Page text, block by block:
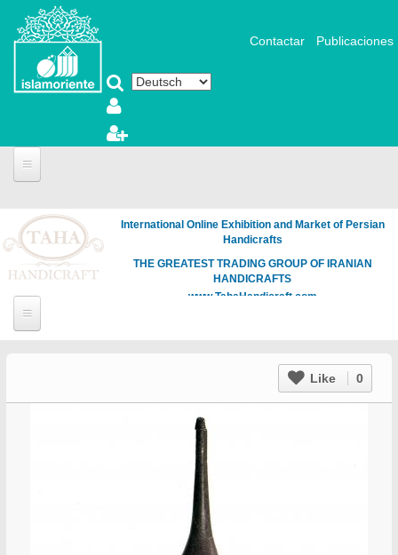
Direkt zum Inhalt
Contactar Publicaciones
International Online Exhibition and Market of Persian
Handicrafts
THE GREATEST TRADING GROUP OF IRANIAN
HANDICRAFTS
www.TahaHandicraft.com
Like 0